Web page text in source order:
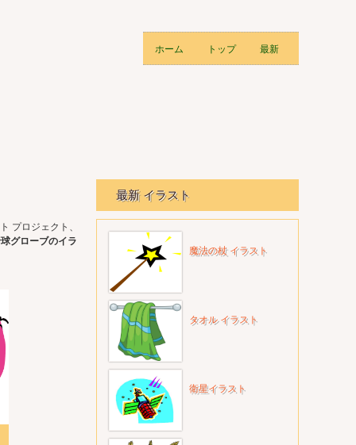
ホーム トップ 最新
プロジェクト、
グローブのイラ
最新 イラスト
魔法の杖 イラスト
タオル イラスト
衛星イラスト